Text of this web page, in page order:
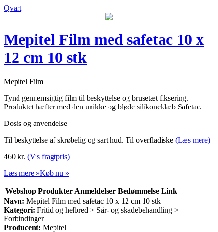
Qvart
Mepitel Film med safetac 10 x
12 cm 10 stk
Mepitel Film
Tynd gennemsigtig film til beskyttelse og brusetæt fiksering.
Produktet hæfter med den unikke og bløde silikoneklæb Safetac.
Dosis og anvendelse
Til beskyttelse af skrøbelig og sart hud. Til overfladiske (Læs mere)
460 kr. (Vis fragtpris)
Læs mere »Køb nu »
Webshop Produkter Anmeldelser Bedømmelse Link
Navn: Mepitel Film med safetac 10 x 12 cm 10 stk
Kategori: Fritid og helbred > Sår- og skadebehandling >
Forbindinger
Producent: Mepitel